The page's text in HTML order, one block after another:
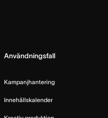
Användningsfall
Kampanjhantering
Innehållskalender